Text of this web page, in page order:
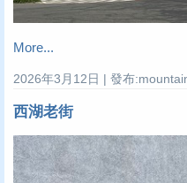
More...
2026年3月12日 | 發布
西湖老街